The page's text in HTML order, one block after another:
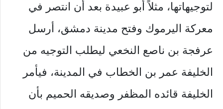
لتوجيهاتها، مثلاً أبو عبيدة بعد أن انتصر في
معركة اليرموك وفتح مدينة دمشق، أرسل
عرفجة بن ناصع النخعي ليطلب التوجيه من
الخليفة عمر بن الخطاب في المدينة، فيأمر
الخليفة قائده المظفر وصديقه الحميم بأن